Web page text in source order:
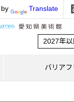
Translate
バリア
2027年